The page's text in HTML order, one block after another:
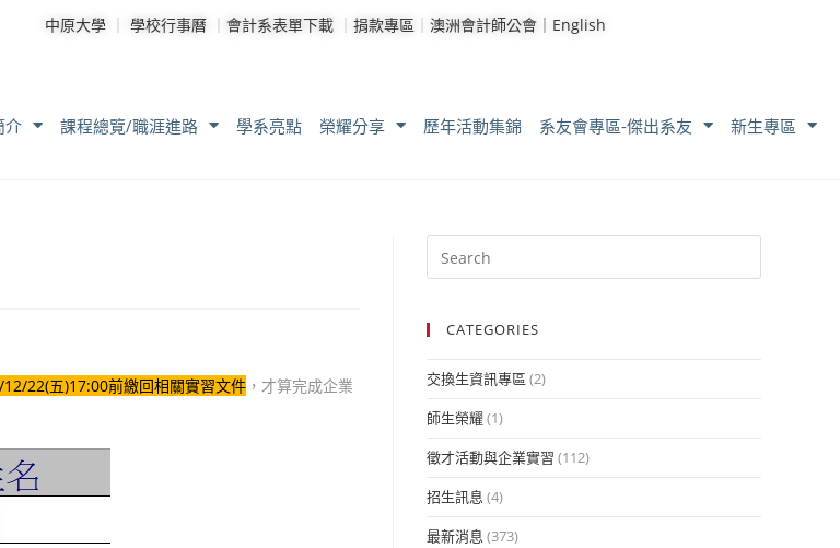
中原大學 ｜ 學校行事曆 ｜ 會計系表單下載 ｜ 捐款專區 ｜ 澳洲會計師公會｜ English
介 課程總覽/職涯進路 學系亮點 榮耀分享 歷年活動集錦 系友會專區-傑出系友 新生專區
12/22(五)17:00前繳回相關實習文件 ，才算完成企業
CATEGORIES
交換生資訊專區 (2)
師生榮耀(1)
徵才活動與企業實習 (112)
招生訊息 (4)
最新消息 (373)